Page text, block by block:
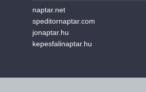
naptar.net
speditornaptar.com
jonaptar.hu
kepesfalinaptar.hu